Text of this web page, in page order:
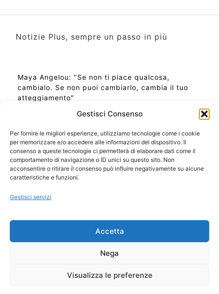
Gestisci Consenso
Per fornire le migliori esperienze, utilizziamo tecnologie come i cookie
per memorizzare e/o accedere alle informazioni del dispositivo. Il
consenso a queste tecnologie ci permetterà di elaborare dati come il
comportamento di navigazione o ID unici su questo sito. Non
acconsentire o ritirare il consenso può influire negativamente su alcune
caratteristiche e funzioni.
Gestisci servizi
Accetta
Nega
Visualizza le preferenze
Notizie Plus, sempre un passo in più
Maya Angelou: "Se non ti piace qualcosa,
cambialo. Se non puoi cambiarlo, cambia il tuo
atteggiamento"
Ora Esatta in Italia in questo momento
Ti Senti Strano Ultimamente? Potrebbe Essere per
la Risonanza di Schumann
Come Sapere Se Stai Ascendendo alla Quinta
Copyright 2026 NotiziePlus.com
📰 Contenuto Umano Verificato
Privacy Coockie
Pubblicità